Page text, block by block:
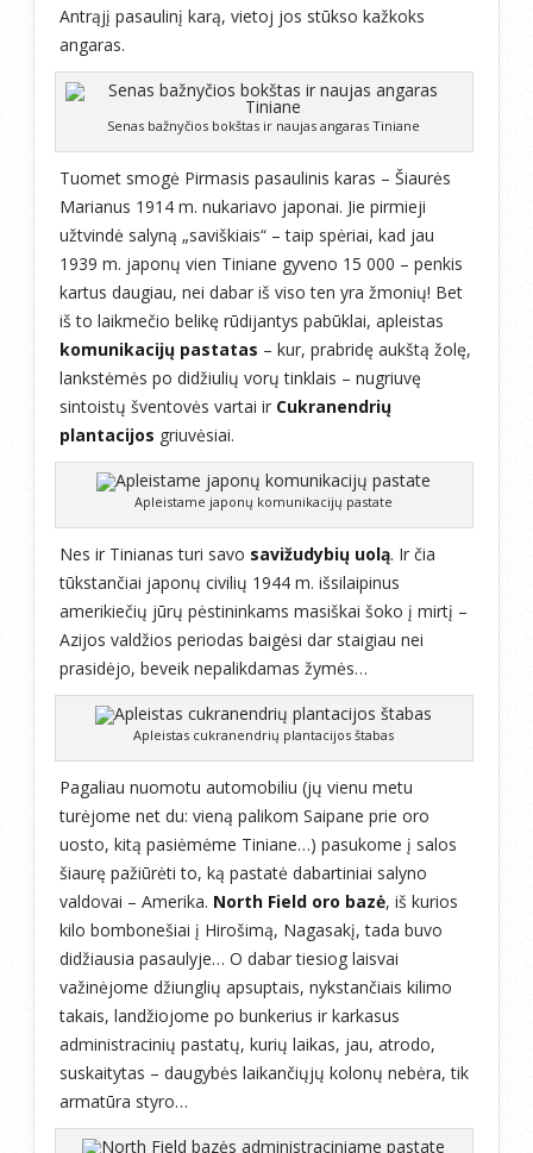
Antrąjį pasaulinį karą, vietoj jos stūkso kažkoks
angaras.
Senas bažnyčios bokštas ir naujas angaras Tiniane
Tuomet smogė Pirmasis pasaulinis karas – Šiaurės
Marianus 1914 m. nukariavo japonai. Jie pirmieji
užtvindė salyną „saviškiais“ – taip spėriai, kad jau
1939 m. japonų vien Tiniane gyveno 15 000 – penkis
kartus daugiau, nei dabar iš viso ten yra žmonių! Bet
iš to laikmečio belikę rūdijantys pabūklai, apleistas
komunikacijų pastatas – kur, prabridę aukštą žolę,
lankstėmės po didžiulių vorų tinklais – nugriuvę
sintoistų šventovės vartai ir Cukranendrių
plantacijos griuvėsiai.
Apleistame japonų komunikacijų pastate
Nes ir Tinianas turi savo savižudybių uolą. Ir čia
tūkstančiai japonų civilių 1944 m. išsilaipinus
amerikiečių jūrų pėstininkams masiškai šoko į mirtį –
Azijos valdžios periodas baigėsi dar staigiau nei
prasidėjo, beveik nepalikdamas žymės…
Apleistas cukranendrių plantacijos štabas
Pagaliau nuomotu automobiliu (jų vienu metu
turėjome net du: vieną palikom Saipane prie oro
uosto, kitą pasiėmėme Tiniane…) pasukome į salos
šiaurę pažiūrėti to, ką pastatė dabartiniai salyno
valdovai – Amerika. North Field oro bazė, iš kurios
kilo bombonešiai į Hirošimą, Nagasakį, tada buvo
didžiausia pasaulyje… O dabar tiesiog laisvai
važinėjome džiunglių apsuptais, nykstančiais kilimo
takais, landžiojome po bunkerius ir karkasus
administracinių pastatų, kurių laikas, jau, atrodo,
suskaitytas – daugybės laikančiųjų kolonų nebėra, tik
armatūra styro…